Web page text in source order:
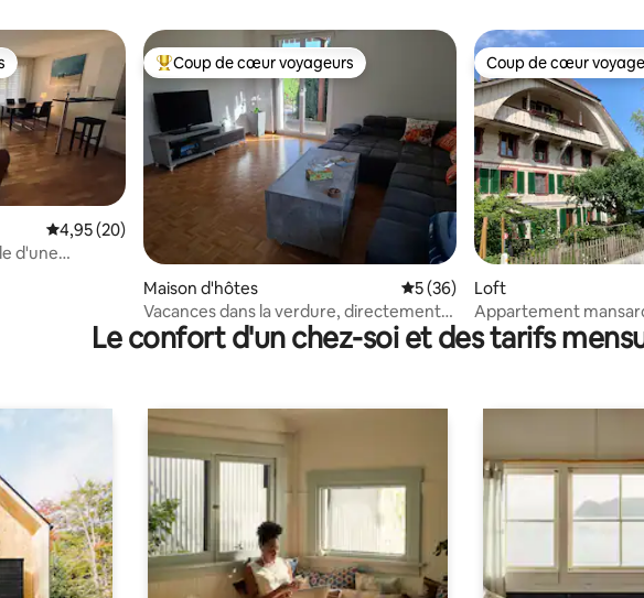
Évaluation moyenne sur la base de 20 commentaires : 4,95 sur 5
4,95 (20)
d'une
Coups de cœur voyageurs les plus appréciés
Coup de cœur voyageurs
Maison d'hôtes Évaluation moyenne sur la
5 (36)
Vacances dans la verdure, directement
au bord du ruisseau
Coup de cœur
Coup de cœur
Loft
Appartement
amoureux
Le confort d'un chez-soi et des tarifs